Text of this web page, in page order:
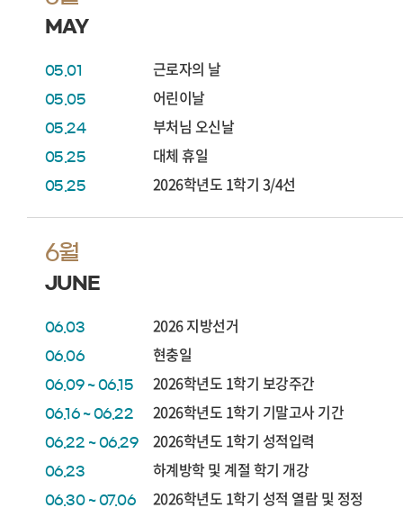
MAY
05.01 근로자의 날
05.05 어린이날
05.24 부처님 오신날
05.25 대체 휴일
05.25 2026학년도 1학기 3/4선
6월
JUNE
06.03 2026 지방선거
06.06 현충일
06.09 ~ 06.15 2026학년도 1학기 보강주간
06.16 ~ 06.22 2026학년도 1학기 기말고사 기간
06.22 ~ 06.29 2026학년도 1학기 성적입력
06.23 하계방학 및 계절 학기 개강
06.30 ~ 07.06 2026학년도 1학기 성적 열람 및 정정